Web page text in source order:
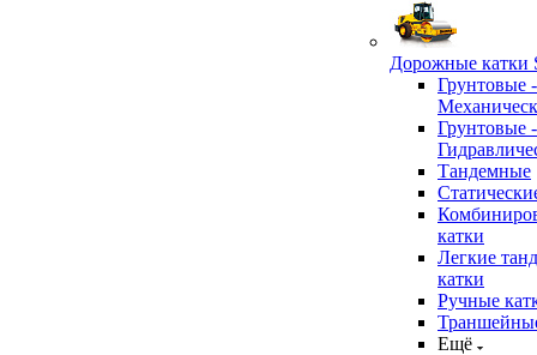
Дорожные катки
Грунтовые -
Грунтовые -
Тандемные
катки
Легкие
катки
Ручные
Ещё